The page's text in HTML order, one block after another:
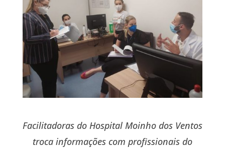
Facilitadoras do Hospital Moinho dos Ventos
troca informações com profissionais do